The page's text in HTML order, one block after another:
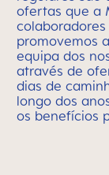
ofertas que a
colaboradores
promovemos
equipa dos
através de
dias de
longo dos
os benefícios